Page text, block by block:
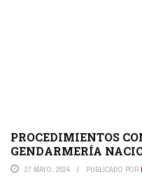
PROCEDIMIENTOS
GENDARMERÍA
27 MAYO, 2024 PUBLICADO POR